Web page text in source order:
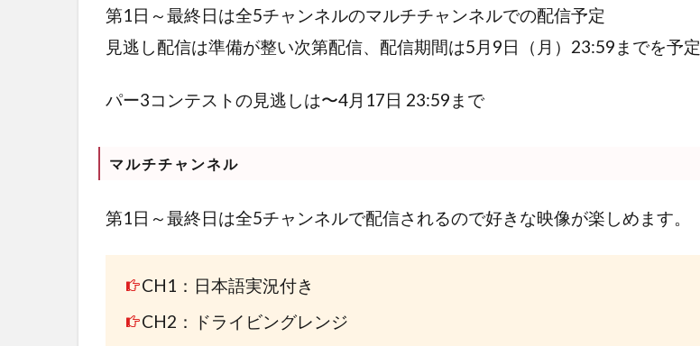
第1日～最終日は全5チャンネルのマルチチャンネルでの配信予定
見逃し配信は準備が整い次第配信、配信期間は5月9日（月）23:59までを予定
パー3コンテストの見逃しは〜4月17日 23:59まで
マルチチャンネル
第1日～最終日は全5チャンネルで配信されるので好きな映像が楽しめます。
CH1：日本語実況付き
CH2：ドライビングレンジ